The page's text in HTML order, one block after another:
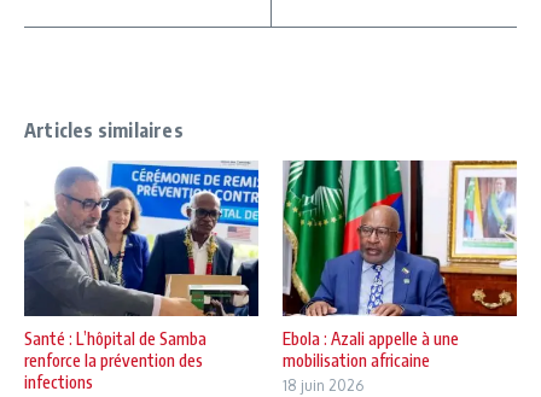
Articles similaires
Santé : L’hôpital de Samba
renforce la prévention des
infections
Ebola : Azali appelle à une
mobilisation africaine
18 juin 2026